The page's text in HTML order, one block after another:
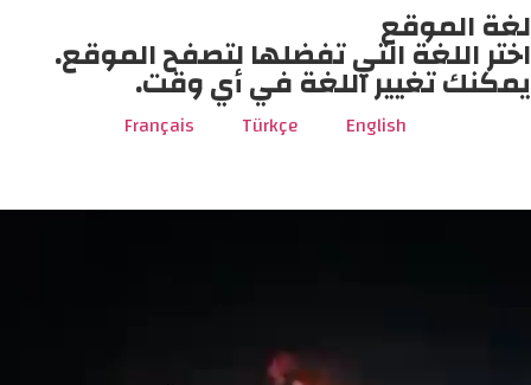
لغة الموقع
اختر اللغة التي تفضلها لتصفح الموقع.
يمكنك تغيير اللغة في أي وقت.
English
Türkçe
Français